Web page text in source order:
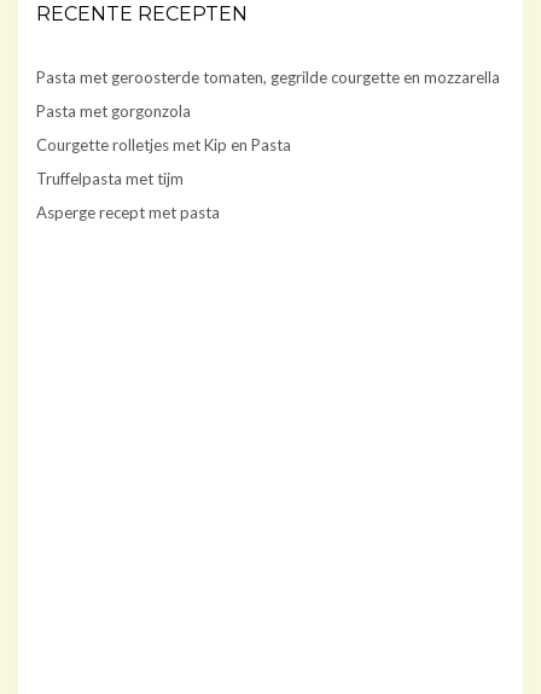
RECENTE RECEPTEN
Pasta met geroosterde tomaten, gegrilde courgette en mozzarella
Pasta met gorgonzola
Courgette rolletjes met Kip en Pasta
Truffelpasta met tijm
Asperge recept met pasta